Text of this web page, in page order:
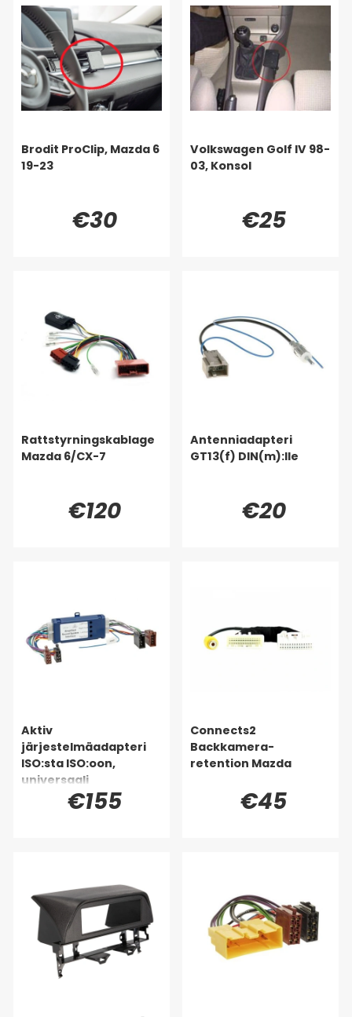
Brodit ProClip, Mazda 6
19-23
€30
Volkswagen Golf IV 98-
03, Konsol
€25
Rattstyrningskablage
Mazda 6/CX-7
€120
Antenniadapteri
GT13(f) DIN(m):lle
€20
Aktiv
järjestelmäadapteri
ISO:sta ISO:oon,
universaali
€155
Connects2
Backkamera-
retention Mazda
€45